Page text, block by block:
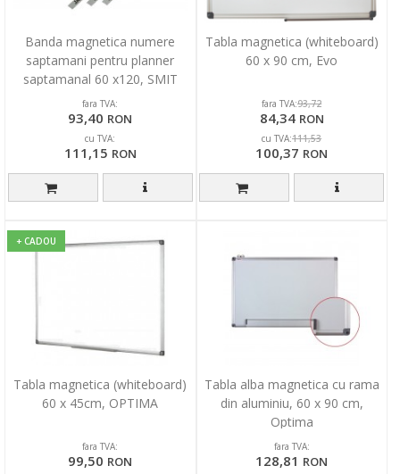
Banda magnetica numere
saptamani pentru planner
saptamanal 60 x120, SMIT
fara TVA:
93,40 RON
cu TVA:
111,15 RON
Tabla magnetica (whiteboard)
60 x 90 cm, Evo
fara TVA:93,72
84,34 RON
cu TVA:111,53
100,37 RON
+ CADOU
Tabla magnetica (whiteboard)
60 x 45cm, OPTIMA
fara TVA:
99,50 RON
Tabla alba magnetica cu rama
din aluminiu, 60 x 90 cm,
Optima
fara TVA:
128,81 RON